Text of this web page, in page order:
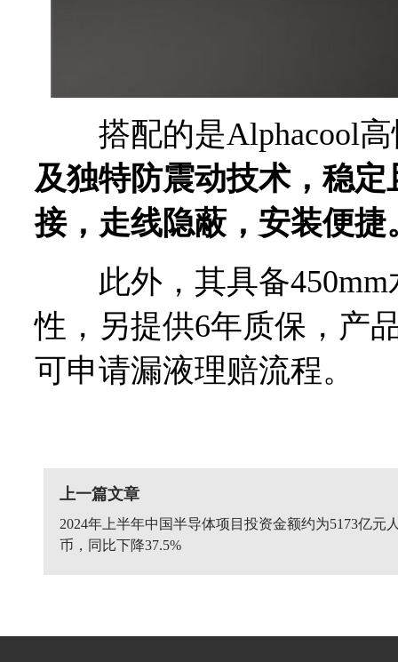
搭配的是Alphacool高
及独特防震动技术，稳
接，走线隐蔽，安装便捷
此外，其具备450mm
性，另提供6年质保，产
可申请漏液理赔流程。
上一篇文章
2024年上半年中国半导体项目投资金额约为5173亿元
币，同比下降37.5%